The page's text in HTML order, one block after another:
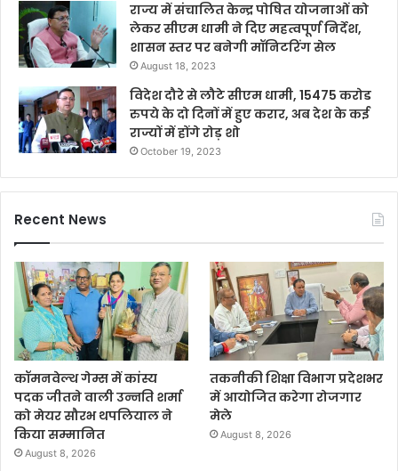
राज्य में संचालित केन्द्र पोषित योजनाओं को
लेकर सीएम धामी ने दिए महत्वपूर्ण निर्देश,
शासन स्तर पर बनेगी मॉनिटरिंग सेल
August 18, 2023
विदेश दौरे से लौटे सीएम धामी, 15475 करोड
रुपये के दो दिनों में हुए करार, अब देश के कई
राज्यों में होंगे रोड़ शो
October 19, 2023
Recent News
कॉमनवेल्थ गेम्स में कांस्य
पदक जीतने वाली उन्नति शर्मा
को मेयर सौरभ थपलियाल ने
किया सम्मानित
August 8, 2026
तकनीकी शिक्षा विभाग प्रदेशभर
में आयोजित करेगा रोजगार
मेले
August 8, 2026